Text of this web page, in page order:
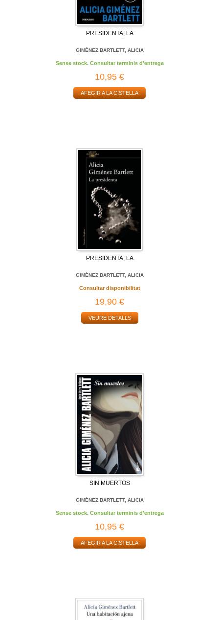
PRESIDENTA, LA
GIMÉNEZ BARTLETT, ALICIA
Sense stock. Consultar terminis d'entrega
10,95 €
AFEGIR A LA CISTELLA
PRESIDENTA, LA
GIMÉNEZ BARTLETT, ALICIA
Consultar disponibilitat
19,90 €
VEURE DETALLS
SIN MUERTOS
GIMÉNEZ BARTLETT, ALICIA
Sense stock. Consultar terminis d'entrega
10,95 €
AFEGIR A LA CISTELLA